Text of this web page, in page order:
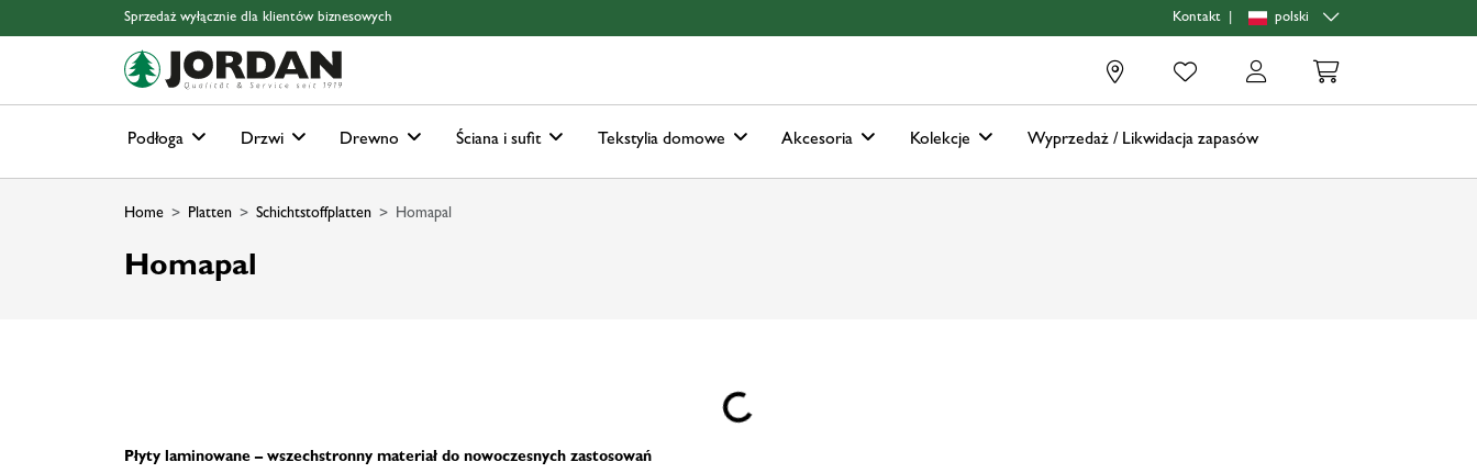
Skip to main content Skip to page header Skip to page footer
Sprzedaż wyłącznie dla klientów biznesowych Kontakt polski
Podłoga Drzwi Drewno Ściana i sufit Tekstylia domowe Akcesoria Kolekcje Wyprzedaż / Likwidacja zapasów
Home Platten Schichtstoffplatten Homapal
Homapal
Loading...
Płyty laminowane – wszechstronny materiał do nowoczesnych zastosowań